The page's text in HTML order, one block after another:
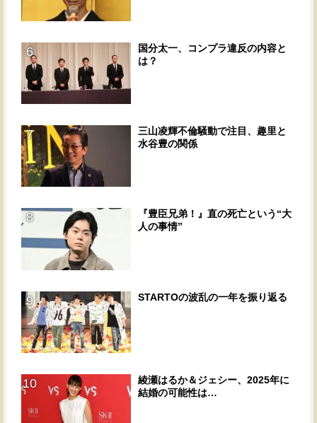
6
国分太一、コンプラ違反の内容と
は？
7
三山凌輝不倫騒動で注目、趣里と
水谷豊の関係
8
『豊臣兄弟！』直の死亡という“大
人の事情”
9 STARTOの波乱の一年を振り返る
10
綾瀬はるか＆ジェシー、2025年に
結婚の可能性は…